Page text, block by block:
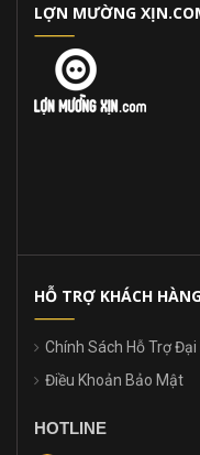
LỢN MƯỜNG
HỖ TRỢ KHÁCH
Chính Sách Hỗ Trợ Đại
Điều Khoản Bảo Mật
HOTLINE